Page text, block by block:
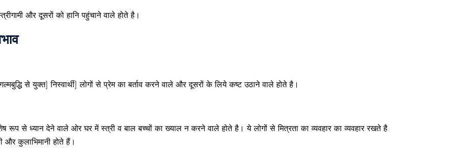
और दूसरों को हानि पहुंचाने वाले होते है।
से युक्त] निस्वार्थी] लोगों से प्रेम का बर्ताव करने वाले और दूसरों के लिये कष्ट उठाने वाले होते है।
रूप से ध्यान देने वाले ओर घर में स्त्री व बाल बच्चों का ख्याल न करने वाले होते है। ये लोगों से मित्रता का व्यवहार का व्यवहार रखते है
और कुलाभिमानी होते हैं।